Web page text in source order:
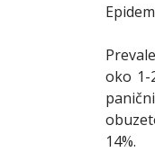
oko 1-
14%.